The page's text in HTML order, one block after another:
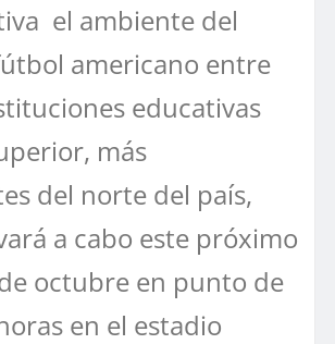
el ambiente del
americano entre
educativas
más
del norte del país,
a cabo este próximo
octubre en punto de
en el estadio